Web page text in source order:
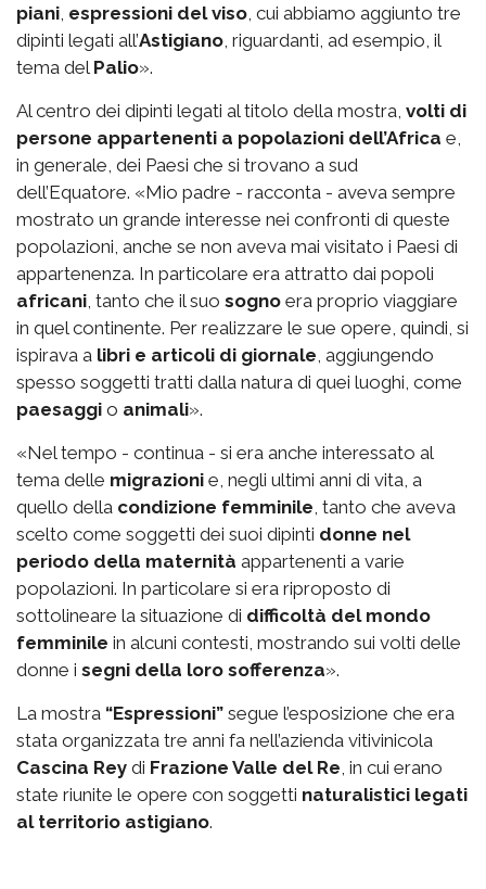
piani espressioni del viso , cui abbiamo aggiunto tre
dipinti legati all’Astigiano , riguardanti, ad esempio, il
tema del Palio».
Al centro dei dipinti legati al titolo della mostra, volti di
persone appartenenti a popolazioni dell’Africa e,
in generale, dei Paesi che si trovano a sud
dell’Equatore. «Mio padre - racconta - aveva sempre
mostrato un grande interesse nei confronti di queste
popolazioni, anche se non aveva mai visitato i Paesi di
appartenenza. In particolare era attratto dai popoli
africani , tanto che il suo sogno era proprio viaggiare
in quel continente. Per realizzare le sue opere, quindi, si
ispirava a libri e articoli di giornale , aggiungendo
spesso soggetti tratti dalla natura di quei luoghi, come
paesaggi o animali».
«Nel tempo - continua - si era anche interessato al
tema delle migrazioni e, negli ultimi anni di vita, a
quello della condizione femminile , tanto che aveva
scelto come soggetti dei suoi dipinti donne nel
periodo della maternità appartenenti a varie
popolazioni. In particolare si era riproposto di
sottolineare la situazione di difficoltà del mondo
femminile in alcuni contesti, mostrando sui volti delle
donne i segni della loro sofferenza».
La mostra “Espressioni” segue l’esposizione che era
stata organizzata tre anni fa nell’azienda vitivinicola
Cascina Rey di Frazione Valle del Re , in cui erano
state riunite le opere con soggetti naturalistici legati
al territorio astigiano.